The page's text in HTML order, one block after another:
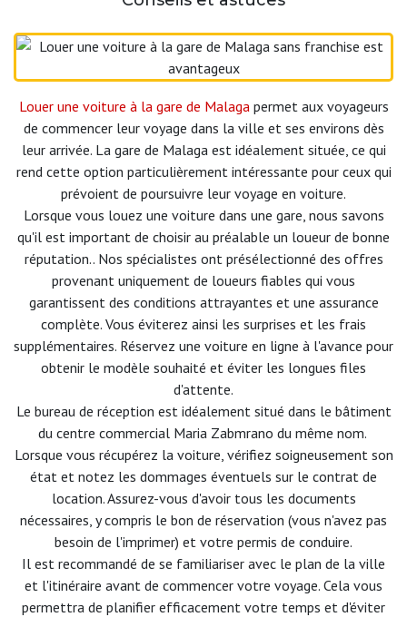
Louer une voiture à la gare de Malagapermet aux voyageurs
de commencer leur voyage dans la ville et ses environs dès
leur arrivée. La gare de Malaga est idéalement située, ce qui
rend cette option particulièrement intéressante pour ceux qui
prévoient de poursuivre leur voyage en voiture.
Lorsque vous louez une voiture dans une gare, nous savons
qu'il est important de choisir au préalable un loueur de bonne
réputation.. Nos spécialistes ont présélectionné des offres
provenant uniquement de loueurs fiables qui vous
garantissent des conditions attrayantes et une assurance
complète. Vous éviterez ainsi les surprises et les frais
supplémentaires. Réservez une voiture en ligne à l'avance pour
obtenir le modèle souhaité et éviter les longues files
d'attente.
Le bureau de réception est idéalement situé dans le bâtiment
du centre commercial Maria Zabmrano du même nom.
Lorsque vous récupérez la voiture, vérifiez soigneusement son
état et notez les dommages éventuels sur le contrat de
location. Assurez-vous d'avoir tous les documents
nécessaires, y compris le bon de réservation (vous n'avez pas
besoin de l'imprimer) et votre permis de conduire.
Il est recommandé de se familiariser avec le plan de la ville
et l'itinéraire avant de commencer votre voyage. Cela vous
permettra de planifier efficacement votre temps et d'éviter